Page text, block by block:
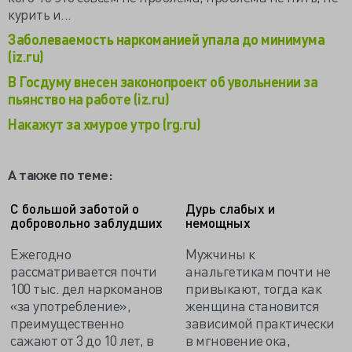
курить и...
Заболеваемость наркоманией упала до минимума
(iz.ru)
В Госдуму внесен законопроект об увольнении за
пьянство на работе (iz.ru)
Накажут за хмурое утро (rg.ru)
А также по теме:
С большой заботой о
добровольно заблудших
Ежегодно
рассматривается почти
100 тыс. дел наркоманов
«за употребление»,
преимущественно
сажают от 3 до 10 лет, в
Дурь слабых и
немощных
Мужчины к
анальгетикам почти не
привыкают, тогда как
женщина становится
зависимой практически
в мгновение ока,